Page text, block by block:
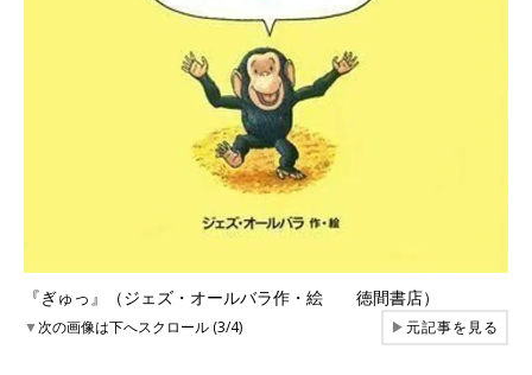
『ぎゅっ』（ジェズ・オールバラ作・絵 徳間書店）
▼次の画像は下へスクロール (3/4) ▶元記事を見る